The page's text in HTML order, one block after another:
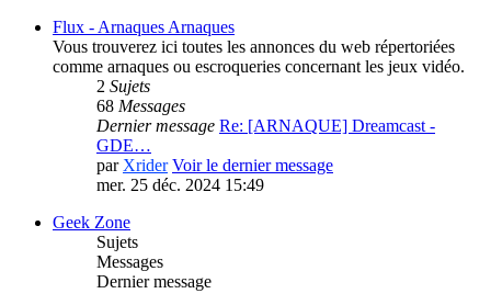
Flux - Arnaques Arnaques
Vous trouverez ici toutes les annonces du web répertoriées
comme arnaques ou escroqueries concernant les jeux vidéo.
2 Sujets
68 Messages
Dernier message Re: [ARNAQUE] Dreamcast -
GDE…
par Xrider Voir le dernier message
mer. 25 déc. 2024 15:49
Geek Zone
Sujets
Messages
Dernier message